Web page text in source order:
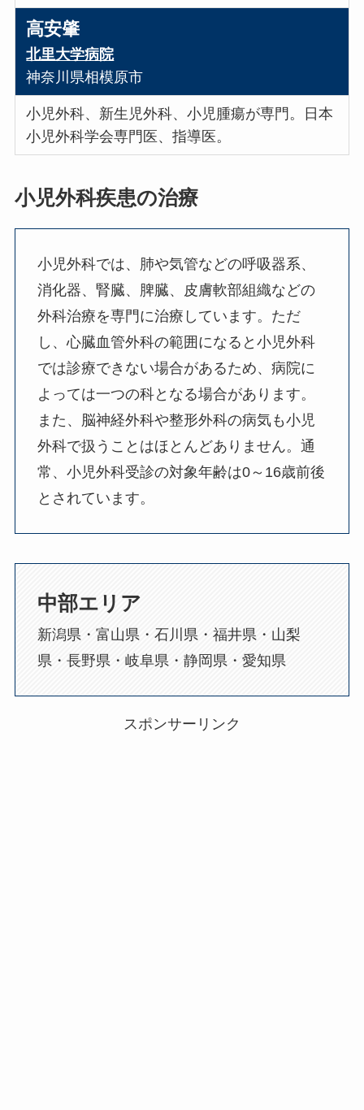
高安肇
北里大学病院
神奈川県相模原市
小児外科、新生児外科、小児腫瘍が専門。日本
小児外科学会専門医、指導医。
小児外科疾患の治療
小児外科では、肺や気管などの呼吸器系、
消化器、腎臓、脾臓、皮膚軟部組織などの
外科治療を専門に治療しています。ただ
し、心臓血管外科の範囲になると小児外科
では診療できない場合があるため、病院に
よっては一つの科となる場合があります。
また、脳神経外科や整形外科の病気も小児
外科で扱うことはほとんどありません。通
常、小児外科受診の対象年齢は0～16歳前後
とされています。
中部エリア
新潟県・富山県・石川県・福井県・山梨
県・長野県・岐阜県・静岡県・愛知県
スポンサーリンク